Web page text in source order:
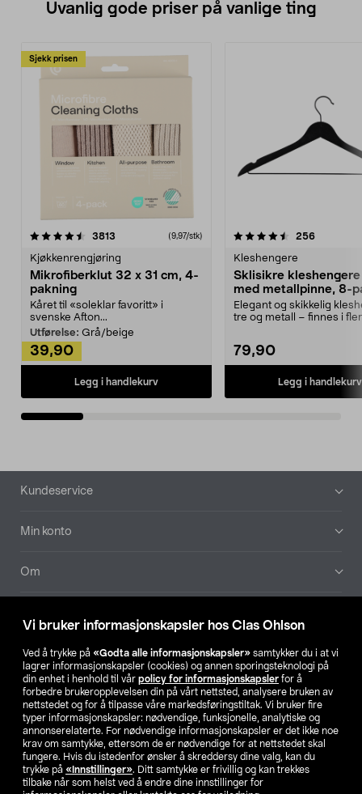
Vi bruker informasjonskapsler hos Clas Ohlson
Ved å trykke på «Godta alle informasjonskapsler» samtykker du i at vi
lagrer informasjonskapsler (cookies) og annen sporingsteknologi på
din enhet i henhold til vår policy for informasjonskapsler for å
forbedre brukeropplevelsen din på vårt nettsted, analysere bruken av
nettstedet og for å tilpasse våre markedsføringstiltak. Vi bruker fire
typer informasjonskapsler: nødvendige, funksjonelle, analytiske og
annonserelaterte. For nødvendige informasjonskapsler er det ikke noe
krav om samtykke, ettersom de er nødvendige for at nettstedet skal
fungere. Hvis du istedenfor ønsker å skreddersy dine valg, kan du
trykke på «Innstillinger». Ditt samtykke er frivillig og kan trekkes
tilbake når som helst ved å endre dine innstillinger for
Uvanlig gode priser på vanlige ting
Sjekk prisen
3813 anmeldelser(9,97/stk)
Kjøkkenrengjøring
Mikrofiberklut 32 x 31 cm, 4-
pakning
Kåret til «soleklar favoritt» i
svenske Afton...
Utførelse: Grå/beige
39,90
Legg i handlekurv
4.5av 5 stjerner 256
Kleshengere
Sklisikre
med metallpinne, 8-
Elegant og skikkelig
tre og metall – finnes i
79,90
Legg i handlekurv
4.5av 5 stjerner
Bunntekst
Kundeservice
Min konto
Om
Våre selskaper
Finn din butikk
SE NO FI